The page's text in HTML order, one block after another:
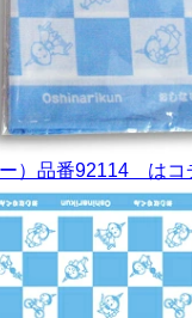
）品番92114 はコ